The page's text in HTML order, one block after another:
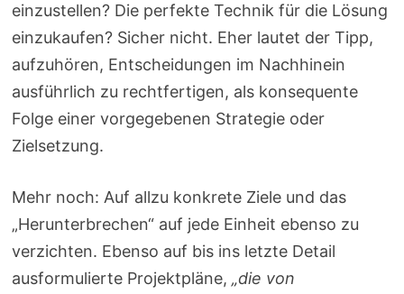
einzustellen? Die perfekte Technik für die Lösung
einzukaufen? Sicher nicht. Eher lautet der Tipp,
aufzuhören, Entscheidungen im Nachhinein
ausführlich zu rechtfertigen, als konsequente
Folge einer vorgegebenen Strategie oder
Zielsetzung.
Mehr noch: Auf allzu konkrete Ziele und das
„Herunterbrechen“ auf jede Einheit ebenso zu
verzichten. Ebenso auf bis ins letzte Detail
ausformulierte Projektpläne,„die von